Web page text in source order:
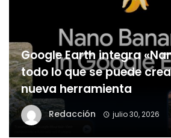
Google Earth integra
todo lo que se puede
nueva herramienta
Redacción julio 30, 2026